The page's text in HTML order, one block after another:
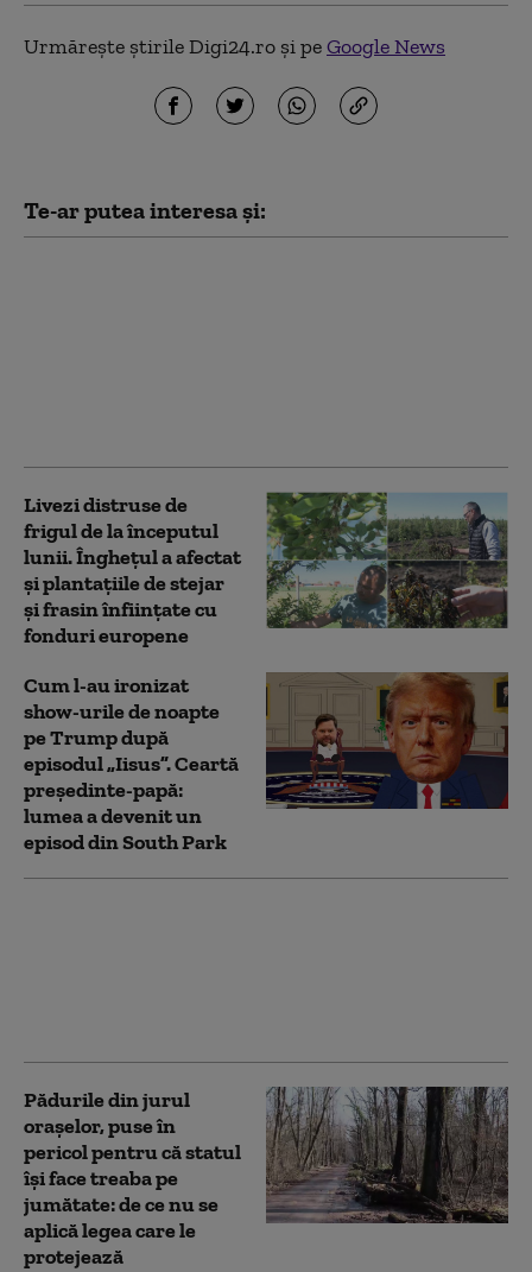
Urmărește știrile Digi24.ro și peGoogle News
Te-ar putea interesa și:
Livezi distruse de
frigul de la începutul
lunii. Înghețul a afectat
și plantațiile de stejar
și frasin înființate cu
fonduri europene
Cum l-au ironizat
show-urile de noapte
pe Trump după
episodul „Iisus”. Ceartă
președinte-papă:
lumea a devenit un
episod din South Park
Pădurile din jurul
orașelor, puse în
pericol pentru că statul
își face treaba pe
jumătate: de ce nu se
aplică legea care le
protejează